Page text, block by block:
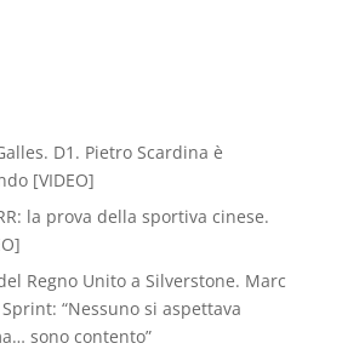
D1. Pietro Scardina è
[VIDEO]
la prova della sportiva cinese.
Regno Unito a Silverstone. Marc
“Nessuno si aspettava
sono contento”